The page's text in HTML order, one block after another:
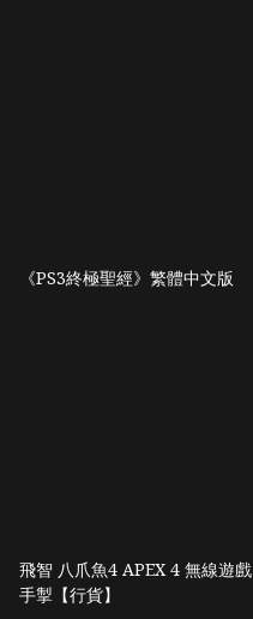
《PS3終極聖經》繁體中文版
飛智 八爪魚4 APEX 4 無線遊戲
手掣【行貨】